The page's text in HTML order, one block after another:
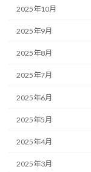
2025年10月
2025年9月
2025年8月
2025年7月
2025年6月
2025年5月
2025年4月
2025年3月